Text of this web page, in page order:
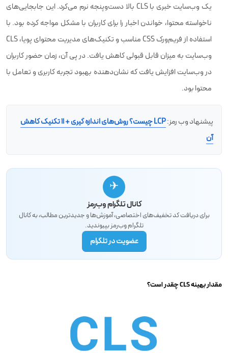
یک وب‌سایت خبری با CLS بالا دست‌وپنجه نرم می‌کرد. این جابجایی‌های
ناخواسته محتوا، خواندن اخبار را برای کاربران با مشکل مواجه کرده بود. با
استفاده از فریم‌ورک CSS مناسب و تکنیک‌های مدیریت محتوای پویا، CLS
وب‌سایت به میزان قابل قبولی کاهش یافت. در پی آن، زمان حضور کاربران
در وب‌سایت افزایش یافت که نشان‌دهنده بهبود تجربه کاربری و تعامل با
محتوا بود.
پيشنهاد وب رمز:
LCP چیست؟ روش‌های اندازه گیری + ۱۱ تکنیک کاهش
آن
✈
کانال تلگرام وب‌رمز
برای دریافت کد تخفیف‌های اختصاصی، آموزش‌ها و جدیدترین مطالب، به کانال
تلگرام وب‌رمز بپیوندید.
عضویت در تلگرام
مقدار بهینه CLS چقدر است؟